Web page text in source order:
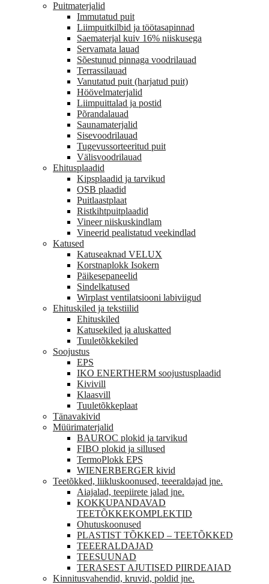
Puitmaterjalid
Immutatud puit
Liimpuitkilbid ja töötasapinnad
Saematerjal kuiv 16% niiskusega
Servamata lauad
Sõestunud pinnaga voodrilauad
Terrassilauad
Vanutatud puit (harjatud puit)
Höövelmaterjalid
Liimpuittalad ja postid
Põrandalauad
Saunamaterjalid
Sisevoodrilauad
Tugevussorteeritud puit
Välisvoodrilauad
Ehitusplaadid
Kipsplaadid ja tarvikud
OSB plaadid
Puitlaastplaat
Ristkihtpuitplaadid
Vineer niiskuskindlam
Vineerid pealistatud veekindlad
Katused
Katuseaknad VELUX
Korstnaplokk Isokern
Päikesepaneelid
Sindelkatused
Wirplast ventilatsiooni labiviigud
Ehituskiled ja tekstiilid
Ehituskiled
Katusekiled ja aluskatted
Tuuletõkkekiled
Soojustus
EPS
IKO ENERTHERM soojustusplaadid
Kivivill
Klaasvill
Tuuletõkkeplaat
Tänavakivid
Müürimaterjalid
BAUROC plokid ja tarvikud
FIBO plokid ja sillused
TermoPlokk EPS
WIENERBERGER kivid
Teetõkked, liikluskoonused, teeeraldajad jne.
Aiajalad, teepiirete jalad jne.
KOKKUPANDAVAD
TEETÕKKEKOMPLEKTID
Ohutuskoonused
PLASTIST TÕKKED – TEETÕKKED
TEEERALDAJAD
TEESUUNAD
TERASEST AJUTISED PIIRDEAIAD
Kinnitusvahendid, kruvid, poldid jne.